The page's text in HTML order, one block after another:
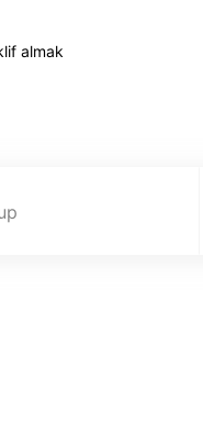
almak